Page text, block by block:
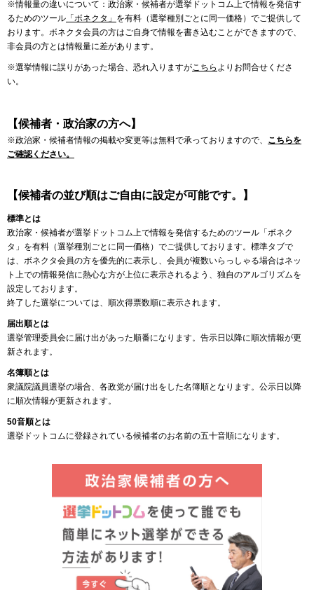
※情報量の違いについて：政治家・候補者が選挙ドットコム上で情報を発信す
るためのツール 「ボネクタ」 を有料（選挙種別ごとに同一価格）でご提供して
おります。ボネクタ会員の方はご自身で情報を書き込むことができますので、
非会員の方とは情報量に差があります。
※選挙情報に誤りがあった場合、恐れ入りますがこちら よりお問合せくださ
い。
【候補者・政治家の方へ】
※政治家・候補者情報の掲載や変更等は無料で承っておりますので、 こちらを
ご確認ください。
【候補者の並び順はご自由に設定が可能です。】
標準とは
政治家・候補者が選挙ドットコム上で情報を発信するためのツール「ボネク
タ」を有料（選挙種別ごとに同一価格）でご提供しております。標準タブで
は、ボネクタ会員の方を優先的に表示し、会員が複数いらっしゃる場合はネッ
ト上での情報発信に熱心な方が上位に表示されるよう、独自のアルゴリズムを
設定しております。
終了した選挙については、順次得票数順に表示されます。
届出順とは
選挙管理委員会に届け出があった順番になります。告示日以降に順次情報が更
新されます。
名簿順とは
衆議院議員選挙の場合、各政党が届け出をした名簿順となります。公示日以降
に順次情報が更新されます。
50音順とは
選挙ドットコムに登録されている候補者のお名前の五十音順になります。